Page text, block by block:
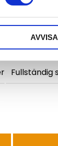
AVVISA
Fullständig